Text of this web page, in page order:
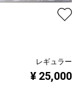
レギュラー
¥ 25,000